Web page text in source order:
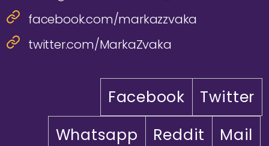
facebook.com/markazzvaka
twitter.com/MarkaZvaka
Facebook
Twitter
Whatsapp
Reddit Mail